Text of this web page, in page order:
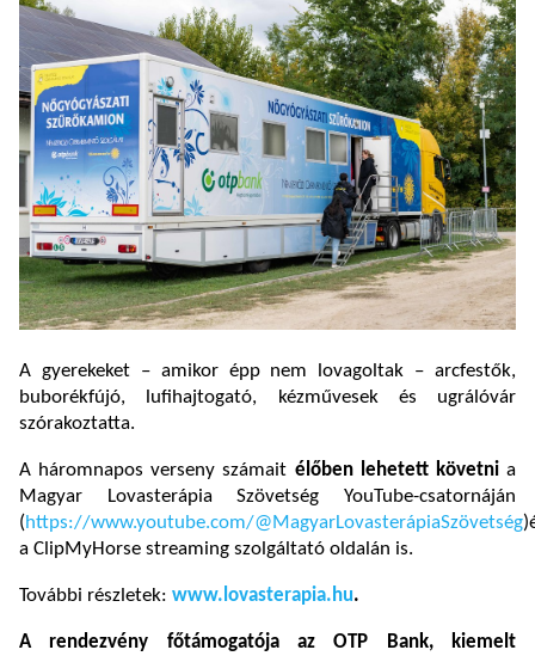
A gyerekeket – amikor épp nem lovagoltak – arcfestők,
buborékfújó, lufihajtogató, kézművesek és ugrálóvár
szórakoztatta.
A háromnapos verseny számait élőben lehetett követnia
Magyar Lovasterápia Szövetség YouTube-csatornáján
(https://www.youtube.com/@MagyarLovasterápiaSzövetség
a ClipMyHorse streaming szolgáltató oldalán is.
További részletek: www.lovasterapia.hu.
A rendezvény főtámogatója az OTP Bank, kiemelt